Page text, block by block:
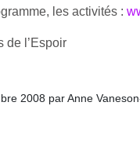
les activités :
de l’Espoir
2008 par Anne